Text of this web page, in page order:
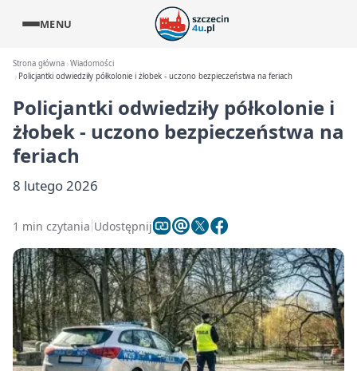
MENU
Strona główna Wiadomości
Policjantki odwiedziły półkolonie i żłobek - uczono bezpieczeństwa na feriach
Policjantki odwiedziły półkolonie i
żłobek - uczono bezpieczeństwa na
feriach
8 lutego 2026
1 min czytania Udostępnij